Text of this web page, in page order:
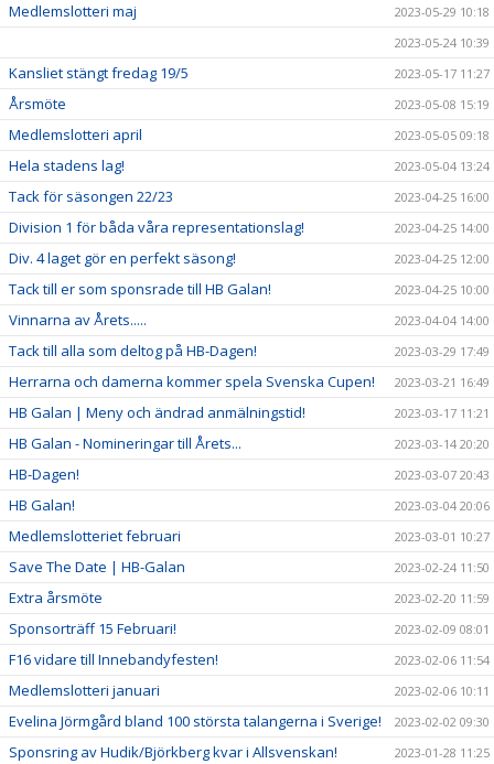
Medlemslotteri maj
2023-05-29 10:18
2023-05-24 10:39
Kansliet stängt fredag 19/5 2023-05-17 11:27
Årsmöte 2023-05-08 15:19
Medlemslotteri april 2023-05-05 09:18
Hela stadens lag! 2023-05-04 13:24
Tack för säsongen 22/23 2023-04-25 16:00
Division 1 för båda våra representationslag! 2023-04-25 14:00
Div. 4 laget gör en perfekt säsong! 2023-04-25 12:00
Tack till er som sponsrade till HB Galan! 2023-04-25 10:00
Vinnarna av Årets..... 2023-04-04 14:00
Tack till alla som deltog på HB-Dagen! 2023-03-29 17:49
Herrarna och damerna kommer spela Svenska Cupen! 2023-03-21 16:49
HB Galan | Meny och ändrad anmälningstid! 2023-03-17 11:21
HB Galan - Nomineringar till Årets... 2023-03-14 20:20
HB-Dagen! 2023-03-07 20:43
HB Galan! 2023-03-04 20:06
Medlemslotteriet februari 2023-03-01 10:27
Save The Date | HB-Galan 2023-02-24 11:50
Extra årsmöte 2023-02-20 11:59
Sponsorträff 15 Februari! 2023-02-09 08:01
F16 vidare till Innebandyfesten! 2023-02-06 11:54
Medlemslotteri januari 2023-02-06 10:11
Evelina Jörmgård bland 100 största talangerna i Sverige! 2023-02-02 09:30
Sponsring av Hudik/Björkberg kvar i Allsvenskan! 2023-01-28 11:25